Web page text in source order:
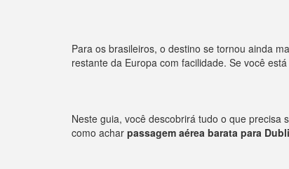
Para os brasileiros, o destino se tornou ainda
restante da Europa com facilidade. Se você
Neste guia, você descobrirá tudo o que
como achar passagem aérea barata para